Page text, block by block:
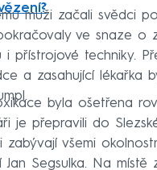
muži začali svědci
ve snaze o
i přístrojové techniky.
a zasahující lékařka
byla ošetřena
je přepravili do
zabývají všemi
Jan Segsulka. Na